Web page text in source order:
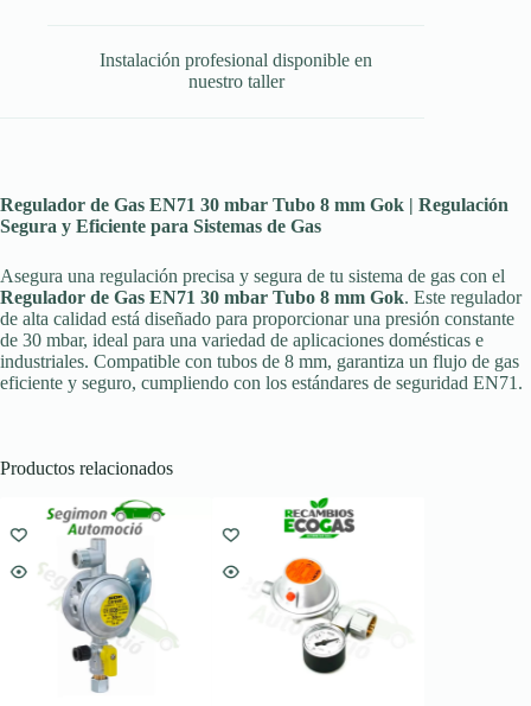
Instalación profesional disponible en
nuestro taller
Regulador de Gas EN71 30 mbar Tubo 8 mm Gok | Regulación
Segura y Eficiente para Sistemas de Gas
Asegura una regulación precisa y segura de tu sistema de gas con el
Regulador de Gas EN71 30 mbar Tubo 8 mm Gok. Este regulador
de alta calidad está diseñado para proporcionar una presión constante
de 30 mbar, ideal para una variedad de aplicaciones domésticas e
industriales. Compatible con tubos de 8 mm, garantiza un flujo de gas
eficiente y seguro, cumpliendo con los estándares de seguridad EN71.
Productos relacionados